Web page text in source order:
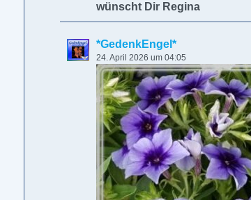
wünscht Dir Regina
*GedenkEngel*
24. April 2026 um 04:05